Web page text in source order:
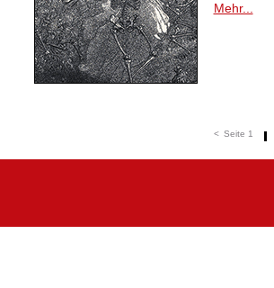
Mehr...
< Seite 1